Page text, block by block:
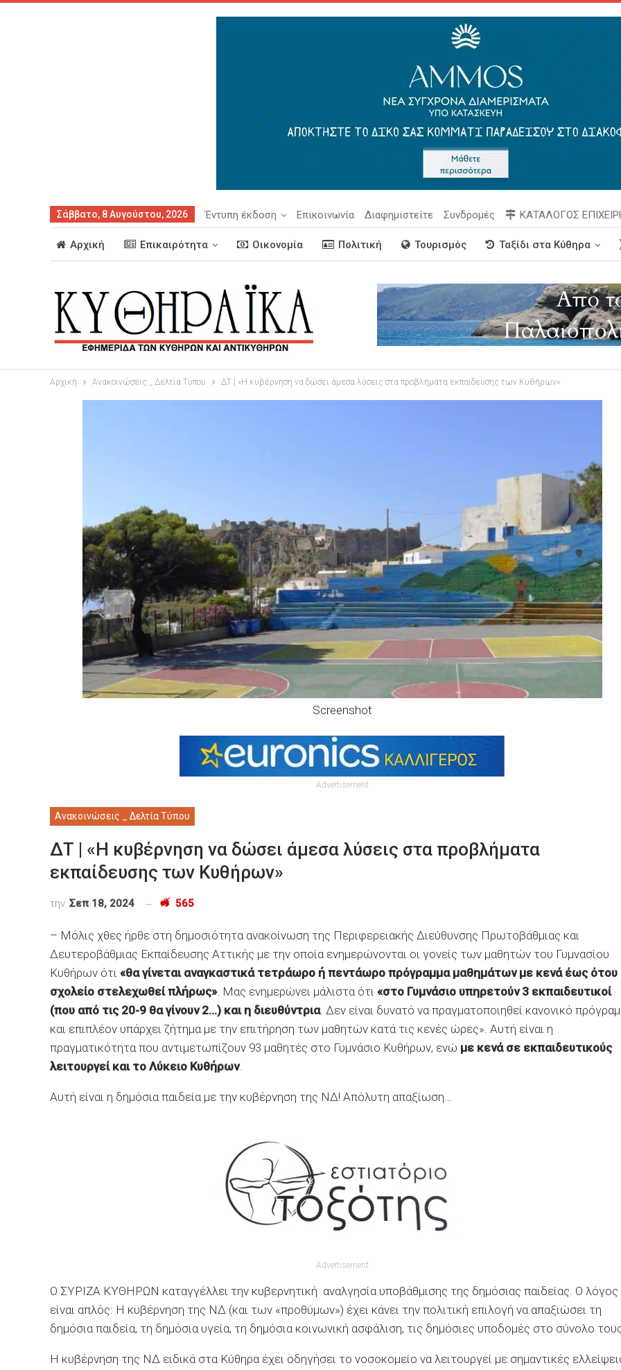
Σάββατο, 8 Αυγούστου, 2026 Έντυπη έκδοση Επικοινωνία Διαφημιστείτε Συνδρομές ΚΑΤΑΛΟΓΟΣ
Αρχική Επικαιρότητα Οικονομία Πολιτική Τουρισμός Ταξίδι στα Κύθηρα
Αρχική Ανακοινώσεις _ Δελτία Τύπου ΔΤ | «Η κυβέρνηση να δώσει άμεσα λύσεις στα προβλήματα εκπαίδευσης των Κυθήρων»
Screenshot
Advertisement
Ανακοινώσεις _ Δελτία Τύπου
ΔΤ | «Η κυβέρνηση να δώσει άμεσα λύσεις στα προβλήματα
εκπαίδευσης των Κυθήρων»
την Σεπ 18, 2024 565
– Μόλις χθες ήρθε στη δημοσιότητα ανακοίνωση της Περιφερειακής Διεύθυνσης Πρωτοβάθμιας και
Δευτεροβάθμιας Εκπαίδευσης Αττικής με την οποία ενημερώνονται οι γονείς των μαθητών του Γυμνασίου
Κυθήρων ότι «θα γίνεται αναγκαστικά τετράωρο ή πεντάωρο πρόγραμμα μαθημάτων με κενά έως ότου
σχολείο στελεχωθεί πλήρως». Μας ενημερώνει μάλιστα ότι «στο Γυμνάσιο υπηρετούν 3 εκπαιδευτικοί
(που από τις 20-9 θα γίνουν 2…) και η διευθύντρια. Δεν είναι δυνατό να πραγματοποιηθεί κανονικό
και επιπλέον υπάρχει ζήτημα με την επιτήρηση των μαθητών κατά τις κενές ώρες». Αυτή είναι η
πραγματικότητα που αντιμετωπίζουν 93 μαθητές στο Γυμνάσιο Κυθήρων, ενώ με κενά σε εκπαιδευτικούς
λειτουργεί και το Λύκειο Κυθήρων.
Αυτή είναι η δημόσια παιδεία με την κυβέρνηση της ΝΔ! Απόλυτη απαξίωση…
Advertisement
Ο ΣΥΡΙΖΑ ΚΥΘΗΡΩΝ καταγγέλλει την κυβερνητική αναλγησία υποβάθμισης της δημόσιας παιδείας. Ο λόγος
είναι απλός: Η κυβέρνηση της ΝΔ (και των «προθύμων») έχει κάνει την πολιτική επιλογή να απαξιώσει τη
δημόσια παιδεία, τη δημόσια υγεία, τη δημόσια κοινωνική ασφάλιση, τις δημόσιες υποδομές στο σύνολο
Η κυβέρνηση της ΝΔ ειδικά στα Κύθηρα έχει οδηγήσει το νοσοκομείο να λειτουργεί με σημαντικές